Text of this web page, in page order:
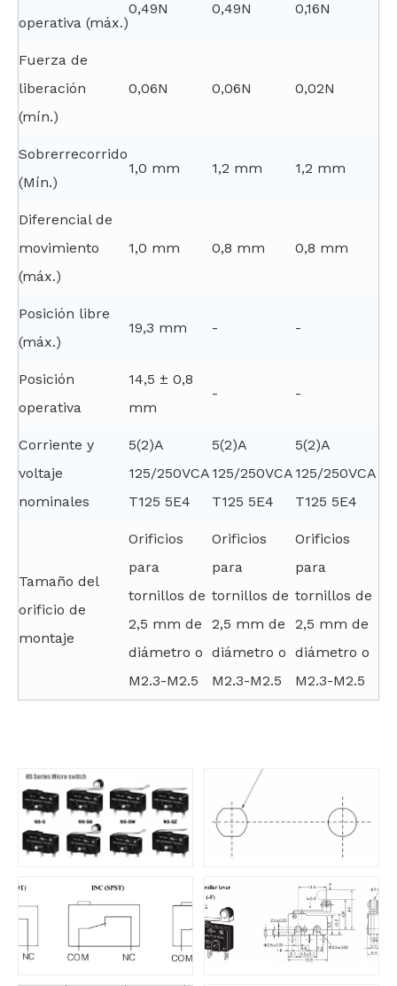
operativa (máx.)
0,49N 0,49N 0,16N
Fuerza de
liberación
(mín.)
0,06N 0,06N 0,02N
Sobrerrecorrido
(Mín.)
1,0 mm 1,2 mm 1,2 mm
Diferencial de
movimiento
(máx.)
1,0 mm 0,8 mm 0,8 mm
Posición libre
(máx.)
19,3 mm - -
Posición
operativa
14,5 ± 0,8
mm
- -
Corriente y
voltaje
nominales
5(2)A
125/250VCA
T125 5E4
5(2)A
125/250VCA
T125 5E4
5(2)A
125/250VCA
T125 5E4
Tamaño del
orificio de
montaje
Orificios
para
tornillos de
2,5 mm de
diámetro o
M2.3-M2.5
Orificios
para
tornillos de
2,5 mm de
diámetro o
M2.3-M2.5
Orificios
para
tornillos de
2,5 mm de
diámetro o
M2.3-M2.5